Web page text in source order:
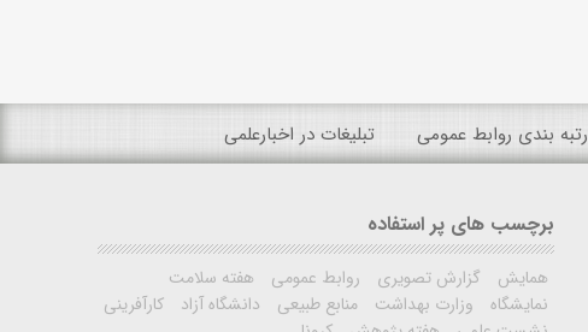
رتبه بندی روابط عمومی تبلیغات در اخبارعلمی
برچسب های پر استفاده
همایش گزارش تصویری روابط عمومی
هفته سلامت
نمایشگاه
وزارت بهداشت منابع طبیعی دانشگاه آزاد
کارآفرینی